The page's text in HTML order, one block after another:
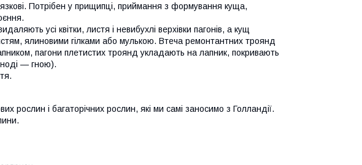
Потрібен у прищипці, приймання з формування куща,
усі квітки, листя і невибухлі верхівки пагонів, а кущ
ялиновими гілками або мулькою. Втеча ремонтантних троянд
пагони плетистих троянд укладають на лапник, покривають
— гною).
рослин і багаторічних рослин, які ми самі заносимо з Голландії.